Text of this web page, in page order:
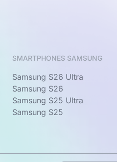
SMARTPHONES SAMSUNG
Samsung S26 Ultra
Samsung S26
Samsung S25 Ultra
Samsung S25